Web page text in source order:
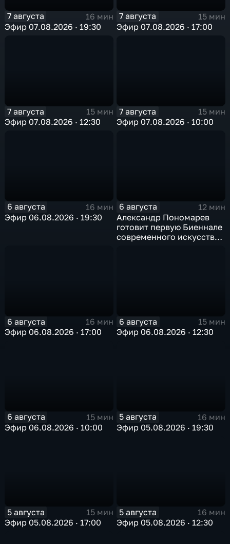
7 августа
16 мин
Эфир 07.08.2026 · 19:30
7 августа
15 мин
Эфир 07.08.2026 · 17:00
7 августа
15 мин
Эфир 07.08.2026 · 12:30
7 августа
15 мин
Эфир 07.08.2026 · 10:00
6 августа
16 мин
Эфир 06.08.2026 · 19:30
6 августа
12 мин
Александр Пономарев
готовит первую Биеннале
современного искусства
6 августа
16 мин
Эфир 06.08.2026 · 17:00
6 августа
15 мин
Эфир 06.08.2026 · 12:30
6 августа
15 мин
Эфир 06.08.2026 · 10:00
5 августа
16 мин
Эфир 05.08.2026 · 19:30
5 августа
15 мин
Эфир 05.08.2026 · 17:00
5 августа
16 мин
Эфир 05.08.2026 · 12:30